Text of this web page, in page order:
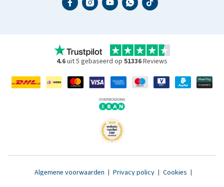
4.6uit 5 gebaseerd op 51336Reviews
Algemene voorwaarden | Privacy policy | Cookies |